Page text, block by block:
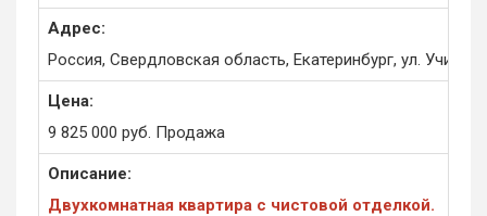
Адрес:
Россия, Свердловская область, Екатеринбург, ул.
Цена:
9 825 000 руб. Продажа
Описание:
Двухкомнатная квартира с чистовой отделкой.